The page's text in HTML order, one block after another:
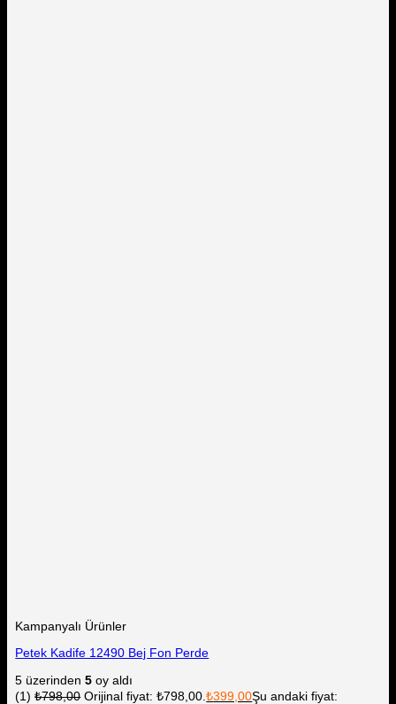
Kampanyalı Ürünler
Petek Kadife 12490 Bej Fon Perde
5 üzerinden5 oy aldı
(1) ₺798,00 Orijinal fiyat: ₺798,00.₺399,00Şu andaki fiyat: